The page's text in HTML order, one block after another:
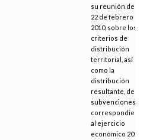
su reunión del día
22 de febrero de
2010, sobre los
criterios de
distribución
territorial, así
como la
distribución
resultante, de las
subvenciones
correspondientes
al ejercicio
económico 2010